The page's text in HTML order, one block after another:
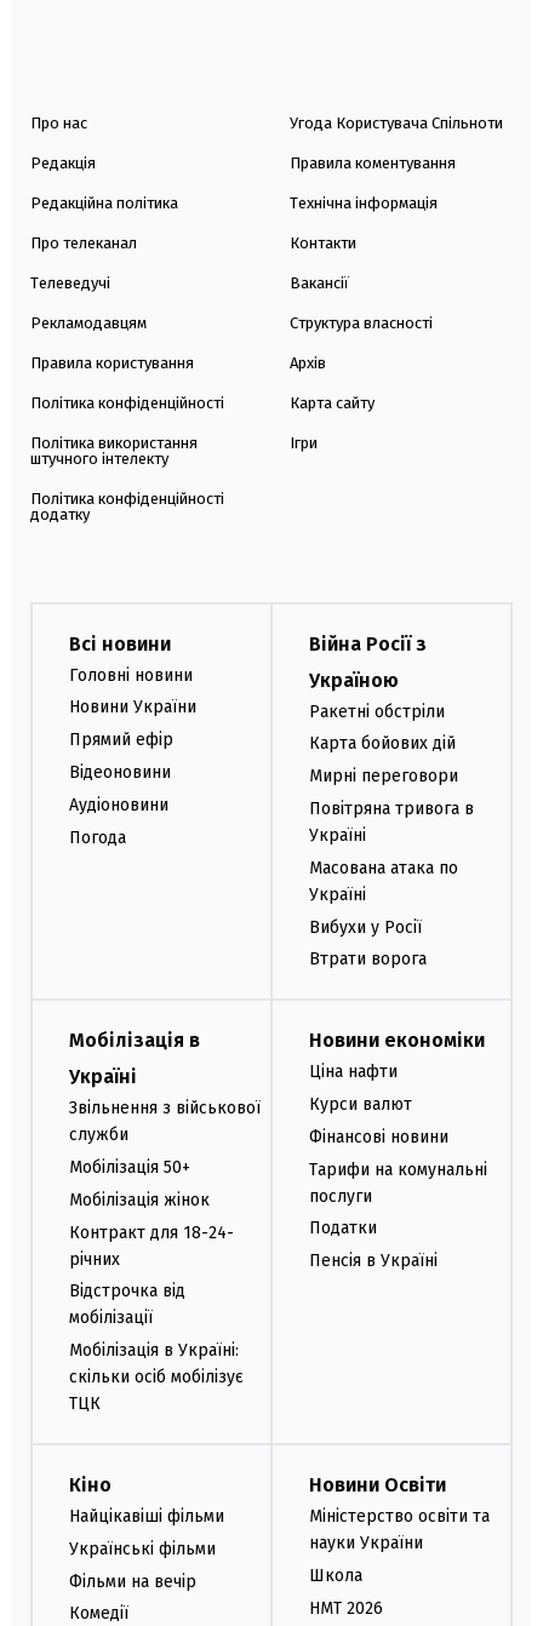
Про нас
Редакція
Редакційна політика
Про телеканал
Телеведучі
Рекламодавцям
Правила користування
Політика конфіденційності
Політика використання
штучного інтелекту
Політика конфіденційності
додатку
Угода Користувача Спільноти
Правила коментування
Технічна інформація
Контакти
Вакансії
Структура власності
Архів
Карта сайту
Ігри
Всі новини
Головні новини
Новини України
Прямий ефір
Відеоновини
Аудіоновини
Погода
Війна Росії з
Україною
Ракетні обстріли
Карта бойових дій
Мирні переговори
Повітряна тривога в
Україні
Масована атака по
Україні
Вибухи у Росії
Втрати ворога
Мобілізація в
Україні
Звільнення з військової
служби
Мобілізація 50+
Мобілізація жінок
Контракт для 18-24-
річних
Відстрочка від
мобілізації
Мобілізація в Україні:
скільки осіб мобілізує
ТЦК
Новини економіки
Ціна нафти
Курси валют
Фінансові новини
Тарифи на комунальні
послуги
Податки
Пенсія в Україні
Кіно
Найцікавіші фільми
Українські фільми
Фільми на вечір
Комедії
Новини Освіти
Міністерство освіти та
науки України
Школа
НМТ 2026